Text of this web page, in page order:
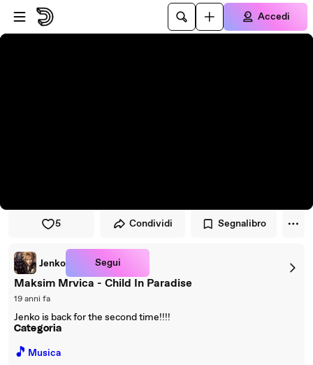
Vai al lettore
Passa al contenuto principale
Accedi
5 Condividi Segnalibro
Jenko Segui
Maksim Mrvica - Child In Paradise
19 anni fa
Jenko is back for the second time!!!!
Categoria
🎵 Musica